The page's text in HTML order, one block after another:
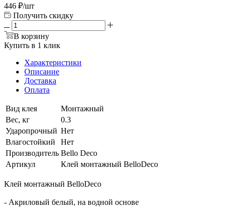
446 ₽/шт
Получить скидку
В корзину
Купить в 1 клик
Характеристики
Описание
Доставка
Оплата
Вид клея
Монтажный
Вес, кг
0.3
Ударопрочный Нет
Влагостойкий
Нет
Производитель Bello Deco
Артикул
Клей монтажный BelloDeco
Клей монтажный BelloDeco
- Акриловый белый, на водной основе